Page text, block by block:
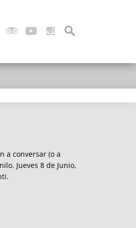
a conversar (o a
Jueves 8 de Junio,